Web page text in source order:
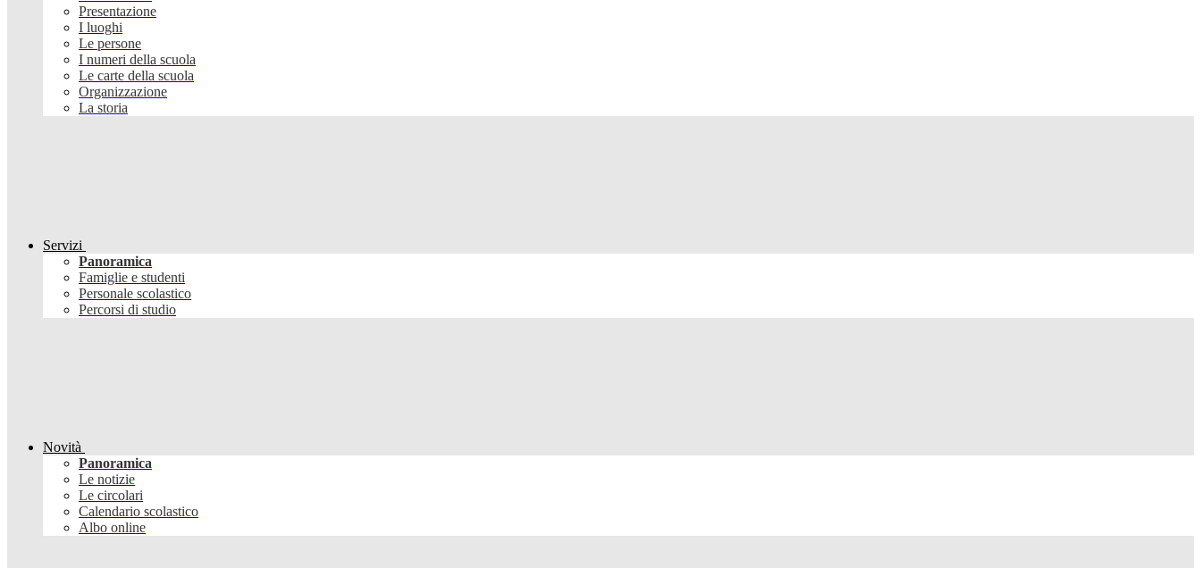
Presentazione
I luoghi
Le persone
I numeri della scuola
Le carte della scuola
Organizzazione
La storia
Servizi
Panoramica
Famiglie e studenti
Personale scolastico
Percorsi di studio
Novità
Panoramica
Le notizie
Le circolari
Calendario scolastico
Albo online